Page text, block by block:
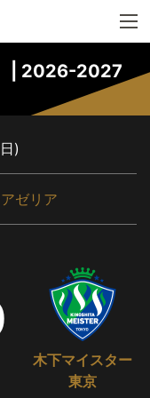
| 2026-2027
)
ゼリア
木下マイスター
東京